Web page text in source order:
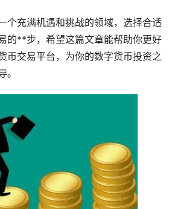
个充满机遇和挑战的领域，选择合适
的**步，希望这篇文章能帮助你更好
币交易平台，为你的数字货币投资之
。